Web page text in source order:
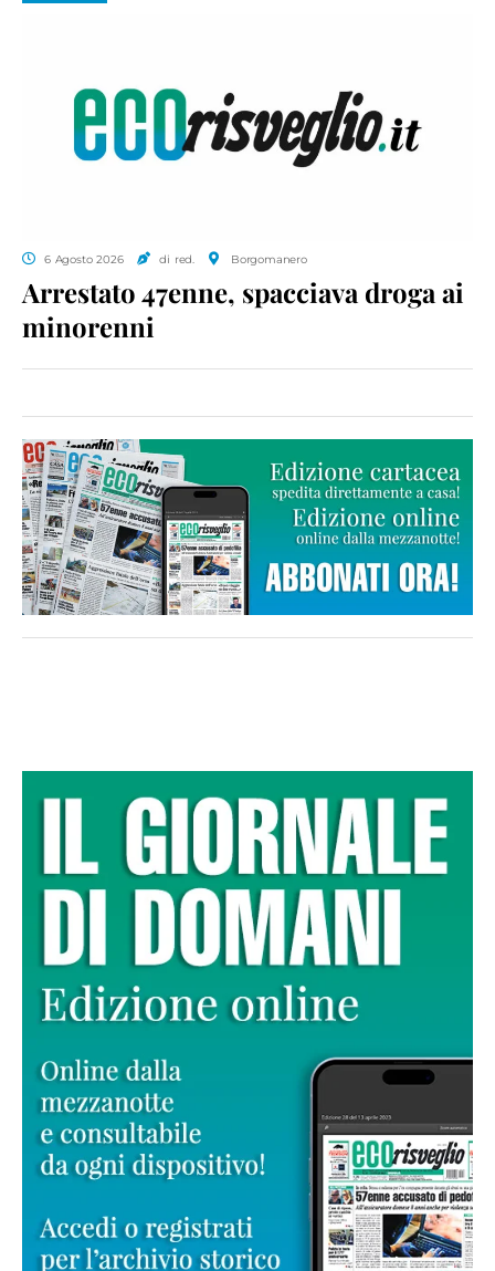
6 Agosto 2026 di red. Borgomanero
Arrestato 47enne, spacciava droga ai
minorenni